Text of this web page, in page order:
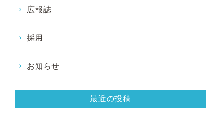
広報誌
採用
お知らせ
最近の投稿